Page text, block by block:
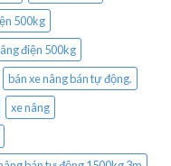
500kg
điện 500kg
bán xe nâng bán tự động.
xe nâng